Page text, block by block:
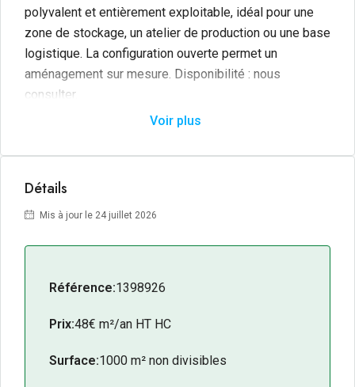
polyvalent et entièrement exploitable, idéal pour une
zone de stockage, un atelier de production ou une base
logistique. La configuration ouverte permet un
aménagement sur mesure. Disponibilité : nous
consulter.
Voir plus
Détails
Mis à jour le 24 juillet 2026
Référence:1398926
Prix:48€ m²/an HT HC
Surface:1000 m² non divisibles